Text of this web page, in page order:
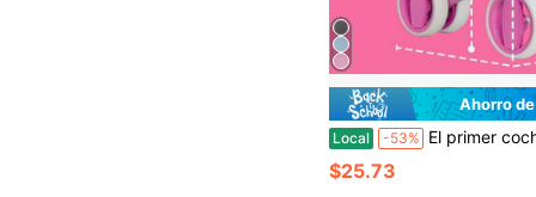
Ahorro
Local -53% El primer coche de caminar del bebé, bicicleta de equilibrio perfecta como primer vehículo para niños pequeños de 1+ años, regalo de cumpleaños para niños de
$25.73